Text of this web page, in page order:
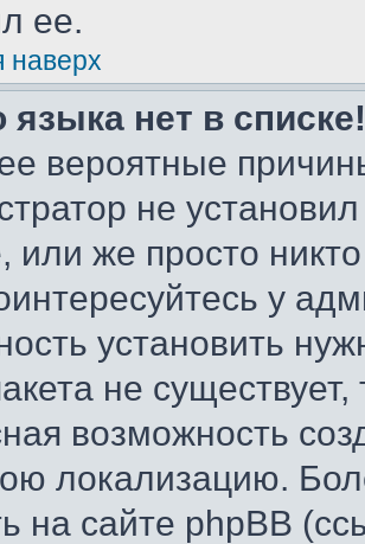
ее.
наверх
языка нет в списке!
вероятные
не
или же просто
у
установить
не
возможность
локализацию.
на сайте phpBB